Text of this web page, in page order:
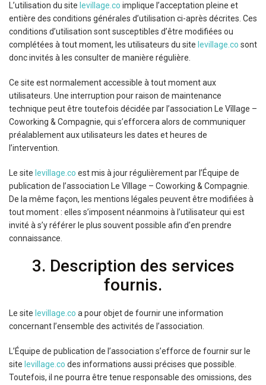
L’utilisation du site levillage.co implique l’acceptation pleine et
entière des conditions générales d’utilisation ci-après décrites. Ces
conditions d’utilisation sont susceptibles d’être modifiées ou
complétées à tout moment, les utilisateurs du site levillage.co sont
donc invités à les consulter de manière régulière.
Ce site est normalement accessible à tout moment aux
utilisateurs. Une interruption pour raison de maintenance
technique peut être toutefois décidée par l’association Le Vîllage –
Coworking & Compagnie, qui s’efforcera alors de communiquer
préalablement aux utilisateurs les dates et heures de
l’intervention.
Le site levillage.co est mis à jour régulièrement par l’Équipe de
publication de l’association Le Vîllage – Coworking & Compagnie.
De la même façon, les mentions légales peuvent être modifiées à
tout moment : elles s’imposent néanmoins à l’utilisateur qui est
invité à s’y référer le plus souvent possible afin d’en prendre
connaissance.
3. Description des services
fournis.
Le site levillage.co a pour objet de fournir une information
concernant l’ensemble des activités de l’association.
L’Équipe de publication de l’association s’efforce de fournir sur le
site levillage.co des informations aussi précises que possible.
Toutefois, il ne pourra être tenue responsable des omissions, des